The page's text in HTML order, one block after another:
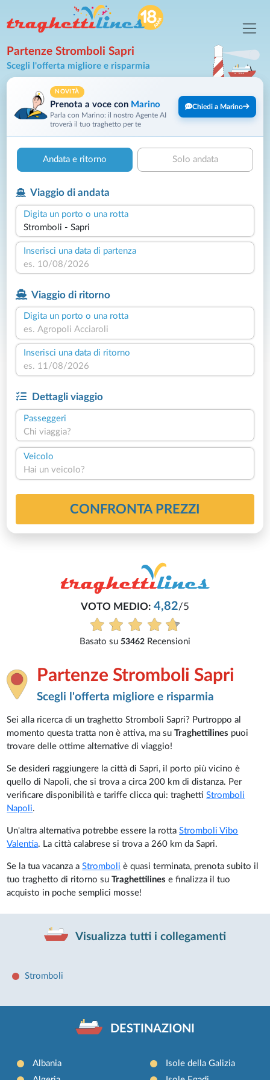
Partenze Stromboli Sapri
Scegli l'offerta migliore e risparmia
NOVITÀ
Prenota a voce con Marino
Parla con Marino: il nostro Agente AI
troverà il tuo traghetto per te
Chiedi a Marino
Andata e ritorno Solo andata
Viaggio di andata
Digita un porto o una rotta
Inserisci una data di partenza
Viaggio di ritorno
Digita un porto o una rotta
Inserisci una data di ritorno
Dettagli viaggio
Passeggeri
Chi viaggia?
Veicolo
Hai un veicolo?
CONFRONTA PREZZI
VOTO MEDIO: 4,82/5
Basato su 53462 Recensioni
Partenze Stromboli Sapri
Scegli l'offerta migliore e risparmia
Sei alla ricerca di un traghetto Stromboli Sapri? Purtroppo al
momento questa tratta non è attiva, ma suTraghettilines puoi
trovare delle ottime alternative di viaggio!
Se desideri raggiungere la città di Sapri, il porto più vicino è
quello di Napoli, che si trova a circa 200 km di distanza. Per
verificare disponibilità e tariffe clicca qui: traghettiStromboli
Napoli.
Un'altra alternativa potrebbe essere la rottaStromboli Vibo
Valentia. La città calabrese si trova a 260 km da Sapri.
Se la tua vacanza aStromboli è quasi terminata, prenota subito il
tuo traghetto di ritorno suTraghettilinese finalizza il tuo
acquisto in poche semplici mosse!
Visualizza tutti i collegamenti
Stromboli
DESTINAZIONI
Albania
Isole della Galizia